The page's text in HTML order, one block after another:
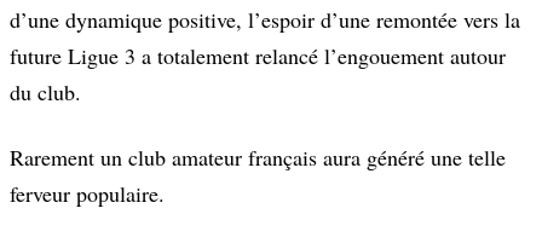
d’une dynamique positive, l’espoir d’une remontée vers la
future Ligue 3 a totalement relancé l’engouement autour
du club.
Rarement un club amateur français aura généré une telle
ferveur populaire.